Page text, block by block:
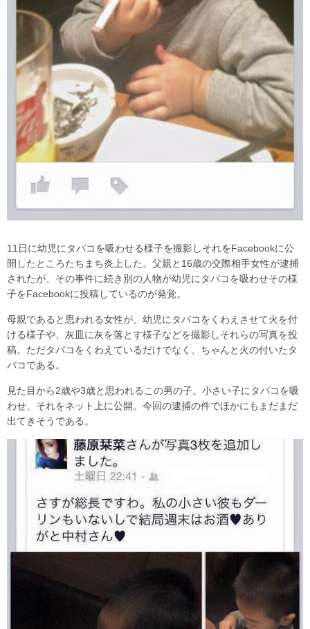
11日に幼児にタバコを吸わせる様子を撮影しそれをFacebookに公
開したところたちまち炎上した。父親と16歳の交際相手女性が逮捕
されたが、その事件に続き別の人物が幼児にタバコを吸わせその様
子をFacebookに投稿しているのが発覚。
母親であると思われる女性が、幼児にタバコをくわえさせて火を付
ける様子や、灰皿に灰を落とす様子などを撮影しそれらの写真を投
稿。ただタバコをくわえているだけでなく、ちゃんと火の付いたタ
バコである。
見た目から2歳や3歳と思われるこの男の子。小さい子にタバコを吸
わせ、それをネット上に公開。今回の逮捕の件でほかにもまだまだ
出てきそうである。